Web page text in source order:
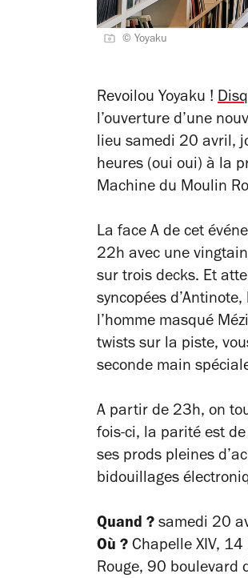
© Yoyaku
Revoilou Yoyaku !
l’ouverture d’une
lieu samedi 20 avril,
heures (oui oui) à la
Machine du Moulin
La face A de cet
22h avec une
sur trois decks. Et
syncopées
l’homme masqué
twists sur la piste,
seconde main
A partir de 23h, on
fois-ci, la parité est
ses prods pleines
bidouillages
Quand ? samedi 20
Où ? Chapelle XIV,
Rouge, 90 boulevard